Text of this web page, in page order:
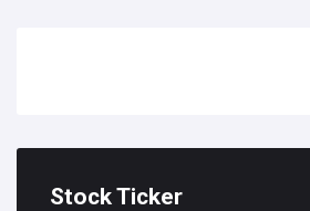
Stock Ticker